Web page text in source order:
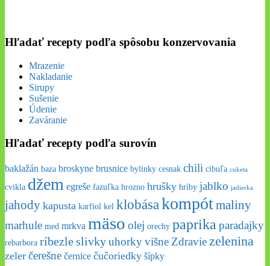
Hľadať recepty podľa spôsobu konzervovania
Mrazenie
Nakladanie
Sirupy
Sušenie
Údenie
Zaváranie
Hľadať recepty podľa surovín
baklažán baza broskyne brusnice bylinky cesnak chili cibuľa cuketa
cvikla džem egreše fazuľka hrozno hrušky hríby jablko jadierka
jahody kapusta karfiol kel klobásakompótmaliny
marhule med mrkva mäso olej orechy paprika paradajky
rebarbora ríbezleslivkyuhorkyvišne Zdravie zelenina
zeler čerešne černice čučoriedky šípky